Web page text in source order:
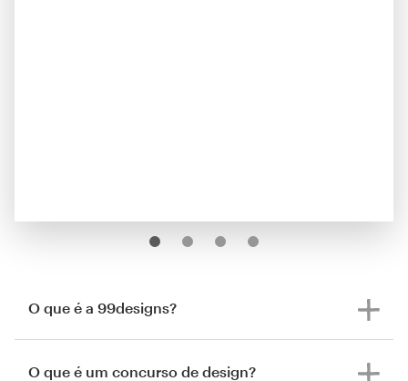
O que é a 99designs?
O que é um concurso de design?